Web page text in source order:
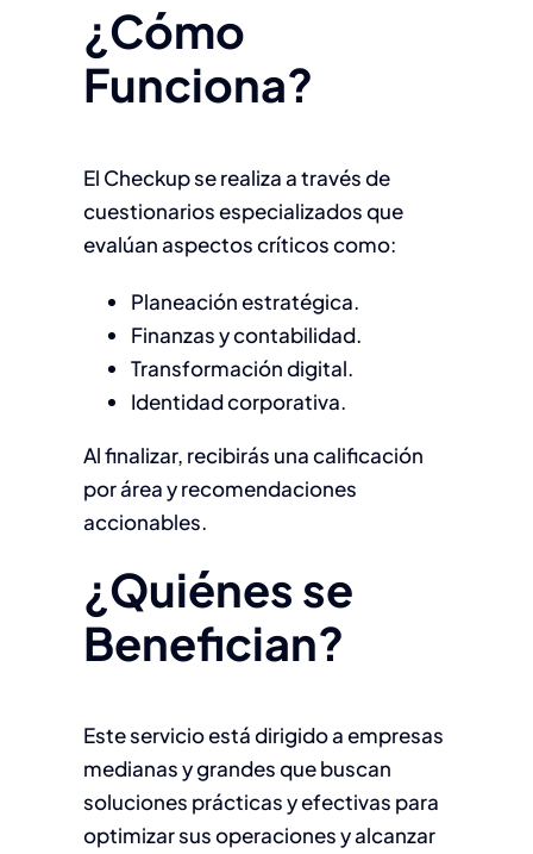
¿Cómo
Funciona?
El Checkup se realiza a través de
cuestionarios especializados que
evalúan aspectos críticos como:
Planeación estratégica.
Finanzas y contabilidad.
Transformación digital.
Identidad corporativa.
Al finalizar, recibirás una calificación
por área y recomendaciones
accionables.
¿Quiénes se
Benefician?
Este servicio está dirigido a empresas
medianas y grandes que buscan
soluciones prácticas y efectivas para
optimizar sus operaciones y alcanzar